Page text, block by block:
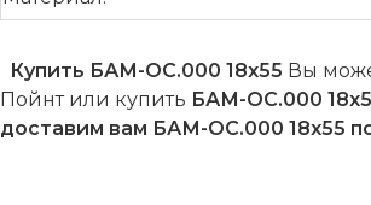
Купить БАМ-ОС.000 18х55 Вы
Пойнт или купить БАМ-ОС.000
доставим вам БАМ-ОС.000 18х55